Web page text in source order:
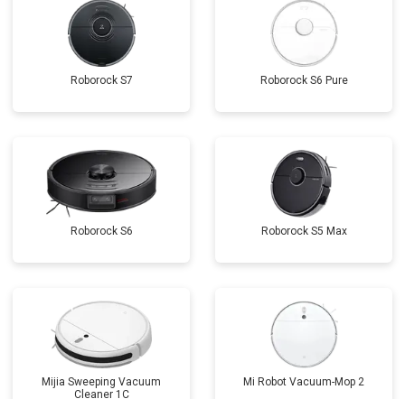
Roborock S7 Roborock S6 Pure
Roborock S6 Roborock S5 Max
Mijia Sweeping Vacuum
Cleaner 1C
Mi Robot Vacuum-Mop 2